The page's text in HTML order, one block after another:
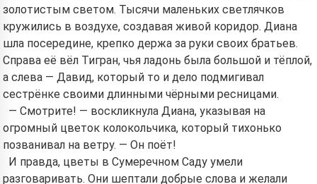
золотистым светом. Тысячи маленьких светлячков
кружились в воздухе, создавая живой коридор. Диана
шла посередине, крепко держа за руки своих братьев.
Справа её вёл Тигран, чья ладонь была большой и тёплой,
а слева — Давид, который то и дело подмигивал
сестрёнке своими длинными чёрными ресницами.
— Смотрите! — воскликнула Диана, указывая на
огромный цветок колокольчика, который тихонько
позванивал на ветру. — Он поёт!
И правда, цветы в Сумеречном Саду умели
разговаривать. Они шептали добрые слова и желали